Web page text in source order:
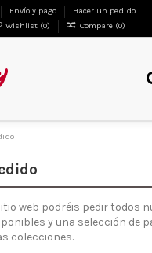
Envío y pago
Hacer un pedido
Wishlist (0) Compare (0)
web podréis pedir todos
y una selección de
colecciones.